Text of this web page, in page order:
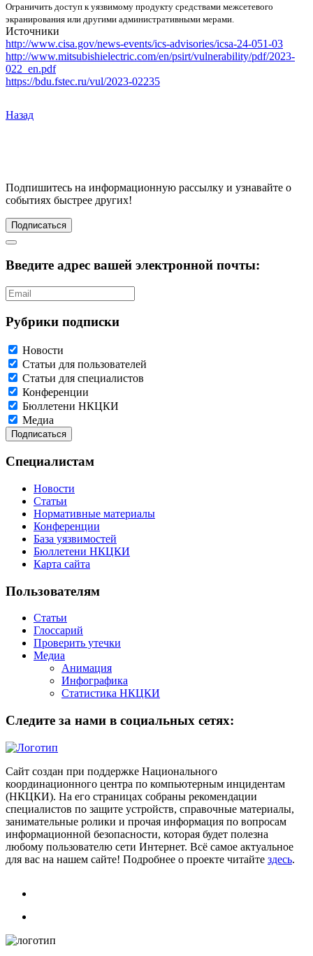
Ограничить доступ к уязвимому продукту средствами межсетевого
экранирования или другими административными мерами.
Источники
http://www.cisa.gov/news-events/ics-advisories/icsa-24-051-03
http://www.mitsubishielectric.com/en/psirt/vulnerability/pdf/2023-
022_en.pdf
https://bdu.fstec.ru/vul/2023-02235
Назад
Подпишитесь на информационную рассылку и узнавайте о
событиях быстрее других!
Подписаться
Введите адрес вашей электронной почты:
Рубрики подписки
Новости
Статьи для пользователей
Статьи для специалистов
Конференции
Бюллетени НКЦКИ
Медиа
Специалистам
Новости
Статьи
Нормативные материалы
Конференции
База уязвимостей
Бюллетени НКЦКИ
Карта сайта
Пользователям
Статьи
Глоссарий
Проверить утечки
Медиа
Анимация
Инфографика
Статистика НКЦКИ
Следите за нами в социальных сетях:
Сайт создан при поддержке Национального
координационного центра по компьютерным инцидентам
(НКЦКИ). На его страницах собраны рекомендации
специалистов по защите устройств, справочные материалы,
занимательные ролики и прочая информация по вопросам
информационной безопасности, которая будет полезна
любому пользователю сети Интернет. Всё самое актуальное
для вас на нашем сайте! Подробнее о проекте читайте здесь.